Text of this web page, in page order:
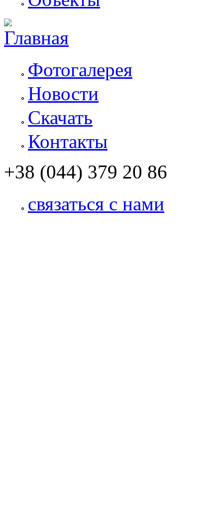
Фотогалерея
Новости
Скачать
Контакты
+38 (044) 379 20 86
связаться с нами